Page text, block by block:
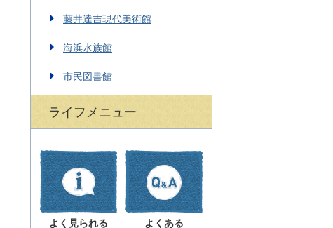
藤井達吉現代美術館
海浜水族館
市民図書館
ライフメニュー
よく見られる
よくある